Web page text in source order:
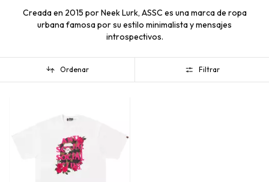
Creada en 2015 por Neek Lurk, ASSC es una marca de ropa
urbana famosa por su estilo minimalista y mensajes
introspectivos.
Ordenar Filtrar